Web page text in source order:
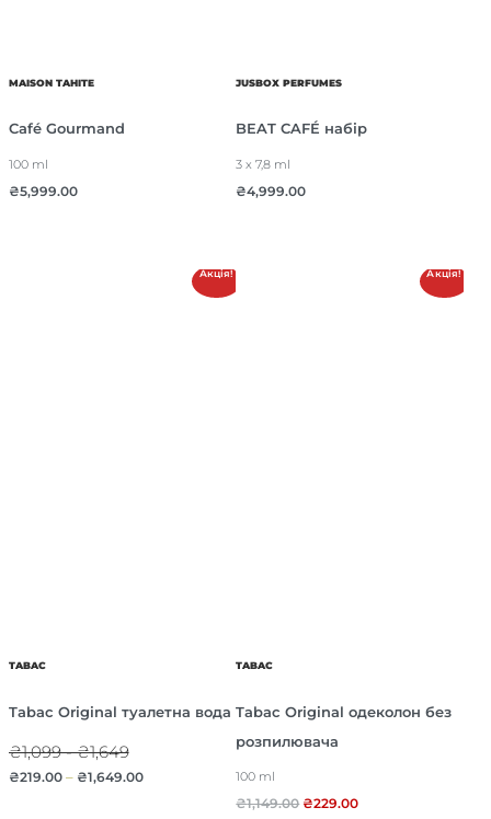
MAISON TAHITE
Café Gourmand
100 ml
₴5,999.00
JUSBOX PERFUMES
BEAT CAFÉ набір
3 x 7,8 ml
₴4,999.00
Акція!
TABAC
Tabac Original туалетна вода
₴1,099 - ₴1,649
₴219.00– ₴1,649.00
Акція!
TABAC
Tabac Original одеколон без
розпилювача
100 ml
₴1,149.00 ₴229.00